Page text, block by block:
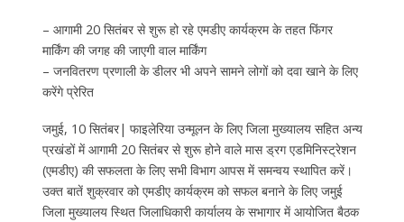
– आगामी 20 सितंबर से शुरू हो रहे एमडीए कार्यक्रम के तहत फिंगर
मार्किंग की जगह की जाएगी वाल मार्किंग
– जनवितरण प्रणाली के डीलर भी अपने सामने लोगों को दवा खाने के लिए
करेंगे प्रेरित
जमुई, 10 सितंबर| फाइलेरिया उन्मूलन के लिए जिला मुख्यालय सहित अन्य
प्रखंडों में आगामी 20 सितंबर से शुरू होने वाले मास ड्रग एडमिनिस्ट्रेशन
(एमडीए) की सफलता के लिए सभी विभाग आपस में समन्वय स्थापित करें।
उक्त बातें शुक्रवार को एमडीए कार्यक्रम को सफल बनाने के लिए जमुई
जिला मुख्यालय स्थित जिलाधिकारी कार्यालय के सभागार में आयोजित बैठक